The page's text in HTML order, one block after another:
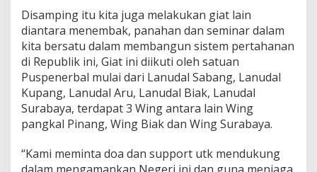
6
5
P
e
n
e
r
b
a
a
Disamping itu kita juga melakukan giat lain
diantara menembak, panahan dan seminar dalam
kita bersatu dalam membangun sistem pertahanan
di Republik ini, Giat ini diikuti oleh satuan
Puspenerbal mulai dari Lanudal Sabang, Lanudal
Kupang, Lanudal Aru, Lanudal Biak, Lanudal
Surabaya, terdapat 3 Wing antara lain Wing
pangkal Pinang, Wing Biak dan Wing Surabaya.
“Kami meminta doa dan support utk mendukung